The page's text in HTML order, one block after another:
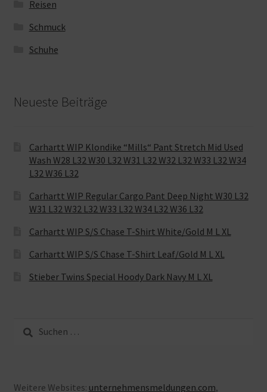
Reisen
Schmuck
Schuhe
Neueste Beiträge
Carhartt WIP Klondike “Mills“ Pant Stretch Mid Used
Wash W28 L32 W30 L32 W31 L32 W32 L32 W33 L32 W34
L32 W36 L32
Carhartt WIP Regular Cargo Pant Deep Night W30 L32
W31 L32 W32 L32 W33 L32 W34 L32 W36 L32
Carhartt WIP S/S Chase T-Shirt White/Gold M L XL
Carhartt WIP S/S Chase T-Shirt Leaf/Gold M L XL
Stieber Twins Special Hoody Dark Navy M L XL
nach:
Weitere Websites: unternehmensmeldungen.com,